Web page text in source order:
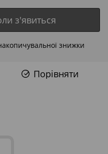
з'явиться
знижки
Порівняти